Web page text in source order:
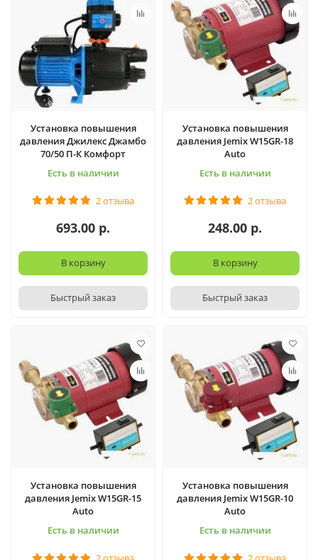
Установка повышения
давления Джилекс Джамбо
70/50 П-К Комфорт
Есть в наличии
2 отзыва
693.00 р.
В корзину
Быстрый заказ
Установка повышения
давления Jemix W15GR-18
Auto
Есть в наличии
2 отзыва
248.00 р.
В корзину
Быстрый заказ
Установка повышения
давления Jemix W15GR-15
Auto
Есть в наличии
Установка повышения
давления Jemix W15GR-10
Auto
Есть в наличии